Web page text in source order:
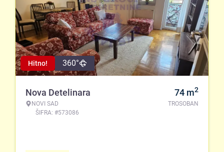
Hitno! 360°
Nova Detelinara
NOVI SAD
ŠIFRA: #573086
74 m2
TROSOBAN